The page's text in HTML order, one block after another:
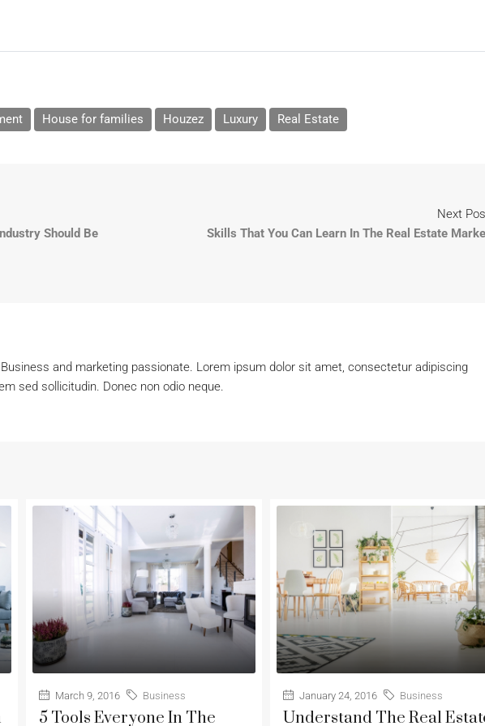
House for families Houzez Luxury Real Estate
Should Be
Next
Skills That You Can Learn In The Real Estate
Business and marketing passionate. Lorem ipsum dolor sit amet, consectetur adipiscing
sed sollicitudin. Donec non odio neque.
March 9, 2016 Business
5 Tools Everyone In The
January 24, 2016 Business
Understand The Real